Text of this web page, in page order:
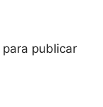
para publicar